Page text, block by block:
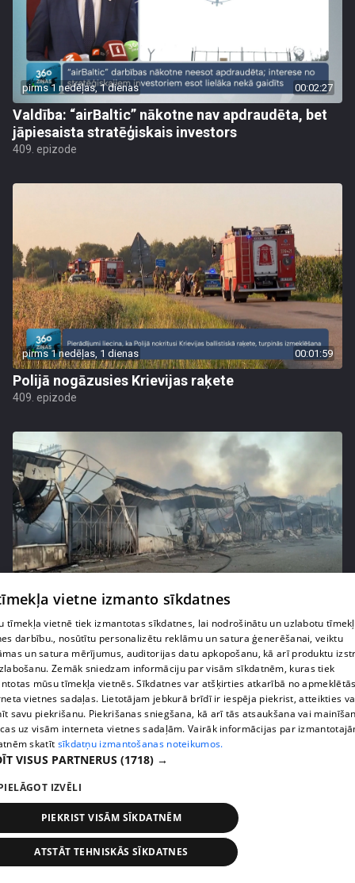
pirms 1 nedēļas, 1 dienas 00:02:27
Valdība: “airBaltic” nākotne nav apdraudēta, bet
jāpiesaista stratēģiskais investors
409. epizode
pirms 1 nedēļas, 1 dienas 00:01:59
Polijā nogāzusies Krievijas raķete
409. epizode
pirms 1 nedēļas, 1 dienas
Ukrainā piedzīvots viens no pēdējā laika
lielākajiem Krievijas uzbrukumiem
409. epizode
pirms 1 nedēļas, 1 dienas
vietne izmanto sīkdatnes
tīmekļa vietnē tiek izmantotas sīkdatnes, lai nodrošinātu un uzlabotu
darbību., nosūtītu personalizētu reklāmu un satura ģenerēšanai, veiktu
un satura mērījumus, auditorijas datu apkopošanu, kā arī produktu
Zemāk sniedzam informāciju par visām sīkdatnēm, kuras tiek
mūsu tīmekļa vietnēs. Sīkdatnes var atšķirties atkarībā no
vietnes sadaļas. Lietotājam jebkurā brīdī ir iespēja piekrist, atteikties
savu piekrišanu. Piekrišanas sniegšana, kā arī tās atsaukšana vai
uz visām interneta vietnes sadaļām. Vairāk informācijas par
skatīt sīkdatņu izmantošanas noteikumos.
VISUS PARTNERUS (1718) →
IZVĒLI
PIEKRIST VISĀM SĪKDATNĒM
ATSTĀT TEHNISKĀS SĪKDATNES